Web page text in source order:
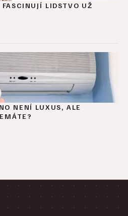
LIDSTVO UŽ
NENÍ LUXUS, ALE